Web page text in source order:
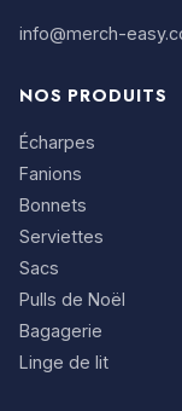
info@merch-
NOS PRODUITS
Écharpes
Fanions
Bonnets
Serviettes
Sacs
Pulls de Noël
Bagagerie
Linge de lit